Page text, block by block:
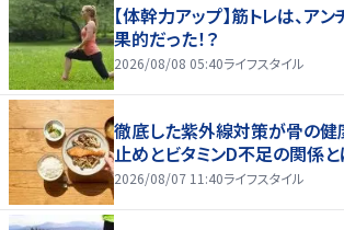
【体幹力アップ】筋トレは、ア
果的だった！？
2026/08/08 05:40ライフスタイル
徹底した紫外線対策が骨の健
止めとビタミンD不足の関係
2026/08/07 11:40ライフスタイル